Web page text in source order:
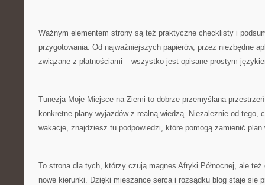
Ważnym elementem strony są też praktyczne checklisty i
przygotowania. Od najważniejszych papierów, przez niezbędne
związane z płatnościami – wszystko jest opisane prostym
Tunezja Moje Miejsce na Ziemi to dobrze przemyślana
konkretne plany wyjazdów z realną wiedzą. Niezależnie od tego,
wakacje, znajdziesz tu podpowiedzi, które pomogą zamienić
To strona dla tych, którzy czują magnes Afryki Północnej, ale
nowe kierunki. Dzięki mieszance serca i rozsądku blog staje się